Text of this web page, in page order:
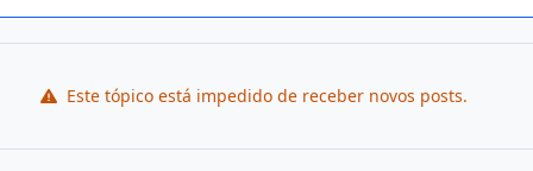
Este tópico está impedido de receber novos posts.